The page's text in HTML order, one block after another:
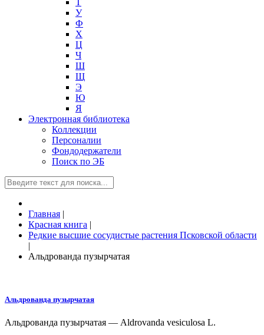
Т
У
Ф
Х
Ц
Ч
Ш
Щ
Э
Ю
Я
Электронная библиотека
Коллекции
Персоналии
Фондодержатели
Поиск по ЭБ
Главная |
Красная книга |
Редкие высшие сосудистые растения Псковской области
|
Альдрованда пузырчатая
Альдрованда пузырчатая
Альдрованда пузырчатая — Aldrovanda vesiculosa L.